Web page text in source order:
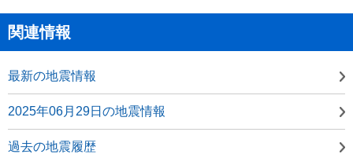
関連情報
最新の地震情報
2025年06月29日の地震情報
過去の地震履歴